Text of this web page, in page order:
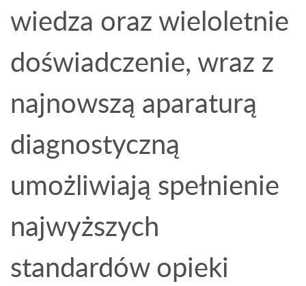
wiedza oraz wieloletnie
doświadczenie, wraz z
najnowszą aparaturą
diagnostyczną
umożliwiają spełnienie
najwyższych
standardów opieki